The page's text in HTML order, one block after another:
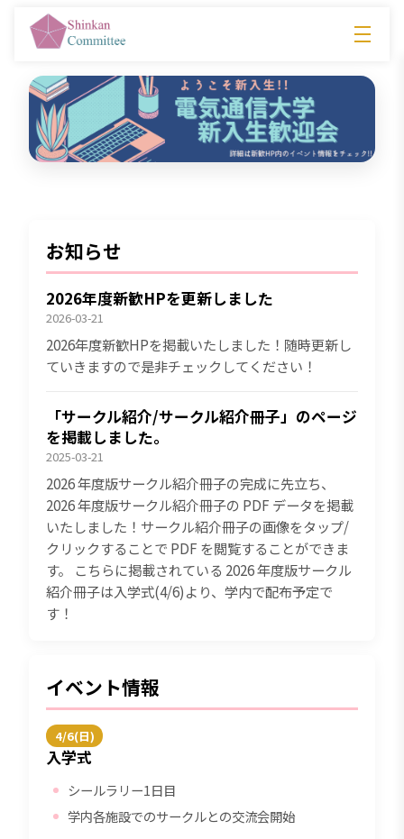
お知らせ
2026年度新歓HPを更新しました
2026-03-21
2026年度新歓HPを掲載いたしました！随時更新し
ていきますので是非チェックしてください！
「サークル紹介/サークル紹介冊子」のページ
を掲載しました。
2025-03-21
2026 年度版サークル紹介冊子の完成に先立ち、
2026 年度版サークル紹介冊子の PDF データを掲載
いたしました！サークル紹介冊子の画像をタップ/
クリックすることで PDF を閲覧することができま
す。 こちらに掲載されている 2026 年度版サークル
紹介冊子は入学式(4/6)より、学内で配布予定で
す！
イベント情報
4/6(日)
入学式
シールラリー1日目
学内各施設でのサークルとの交流会開始